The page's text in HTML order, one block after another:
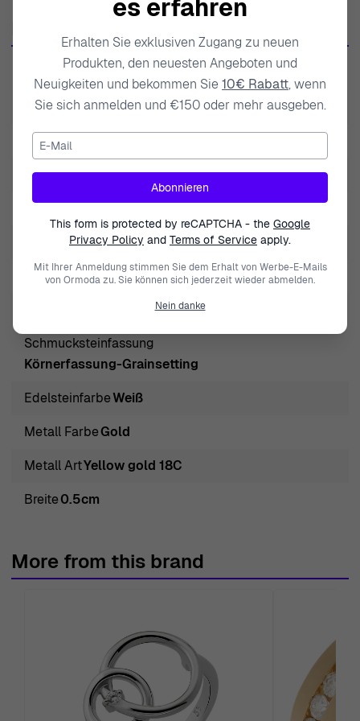
jedes Schmuckstück eine Geschichte erzählen sollte, die
das Wesen des Trägers einfängt. Orphelia legt großen
Wert darauf, nur die besten Materialien auszuwählen und
Techniken anzuwenden, die sicherstellen, dass jedes
Stück nicht nur schön, sondern auch langlebig ist. Dieses
zeitlose Schätze zu schaffen, die bei Frauen Anklang
finden, die die feinen Dinge im Leben schätzen. Von den
ursprünglichen Entwurfskonzepten bis zu den letzten
Engagement für Schönheit und Qualität und verkörpert
den Reichtum der Handwerkskunst, die ein
Markenzeichen der Marke geworden ist. Ob für
besondere Anlässe oder als alltägliche Freude, die
Kreationen von Orphelia erinnern an den Luxus, der aus
sorgfältig kuratiertem Schmuck entsteht. Jeder Ring,
Ohrring und jede Halskette spricht das Herz der
Weiblichkeit an und macht Orphelia zu einer beliebten
ausdrücken möchten.
Entdecken Sie Orphelia® Damenring aus 18 Karat
Lassen Sie sich von dem Orphelia® Damenring aus 18
atemberaubenden Kombination aus Luxus und
Raffinesse. Dieses exquisite Stück steht für die
als auch Qualität schätzt. Das strahlende Gelbgold
umrahmt ein anspruchsvolles Design und macht es zu
einer zeitlosen Ergänzung jeder Schmuckkollektion. Mit
einer Breite von 0,5 cm sorgt die rechteckige Form des
RD-33035
EAN5415190149753
Gewicht
MarkeOrphelia
ProduktartRing
GeschlechtDamen
Diamant-Klarheitsmall inclusions (SI1)
White/Wesselton (H)
Schmucksteinfassung
Körnerfassung-Grainsetting
EdelsteinfarbeWeiß
Metall FarbeGold
Metall ArtYellow gold 18C
Breite0.5cm
More from this brand
es erfahren
Erhalten Sie exklusiven Zugang zu neuen
Produkten, den neuesten Angeboten und
Neuigkeiten und bekommen Sie10€ Rabatt, wenn
Sie sich anmelden und €150 oder mehr ausgeben.
E-Mail
Abonnieren
This form is protected by reCAPTCHA - the Google
Privacy Policy and Terms of Service apply.
Mit Ihrer Anmeldung stimmen Sie dem Erhalt von Werbe-E-Mails
von Ormoda zu. Sie können sich jederzeit wieder abmelden.
Nein danke